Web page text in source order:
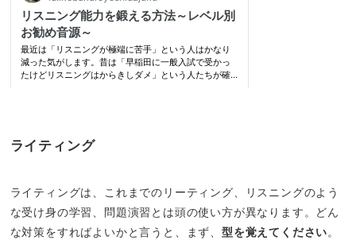
ライティング
ライティングは、これまでのリーティング、リスニングのよう
な受け身の学習、問題演習とは頭の使い方が異なります。どん
な対策をすればよいかと言うと、まず、 型を覚えてください。